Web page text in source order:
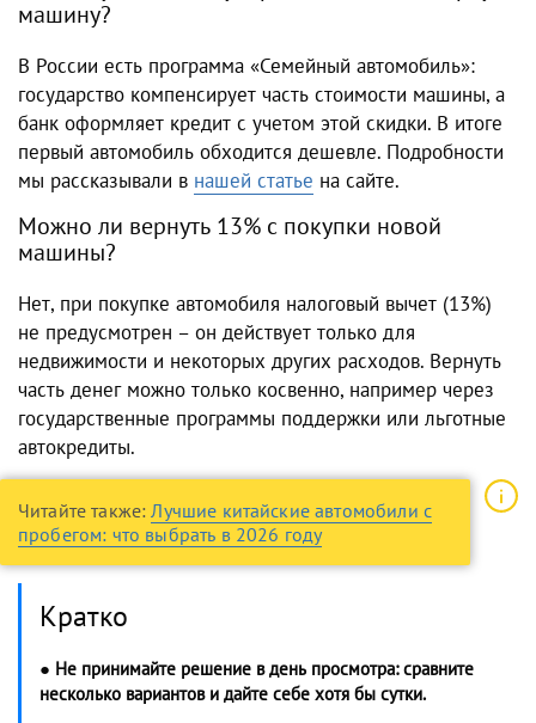
машину?
В России есть программа «Семейный автомобиль»:
государство компенсирует часть стоимости машины, а
банк оформляет кредит с учетом этой скидки. В итоге
первый автомобиль обходится дешевле. Подробности
мы рассказывали в нашей статье на сайте.
Можно ли вернуть 13% с покупки новой
машины?
Нет, при покупке автомобиля налоговый вычет (13%)
не предусмотрен – он действует только для
недвижимости и некоторых других расходов. Вернуть
часть денег можно только косвенно, например через
государственные программы поддержки или льготные
автокредиты.
Читайте также: Лучшие китайские автомобили с
пробегом: что выбрать в 2026 году
Кратко
● Не принимайте решение в день просмотра: сравните
несколько вариантов и дайте себе хотя бы сутки.